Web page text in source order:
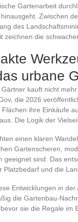
Gartenarbeit
Zwischen
des
zeichnen die
urbane
kauft nicht
die 2026
Flächen ihre Einkäufe
aus. Die Logik der
einen klaren
Gartenscheren,
geeignet sind. Das
Platzbedarf und die
Entwicklungen in
die Gartenbau-
sie die Regale im